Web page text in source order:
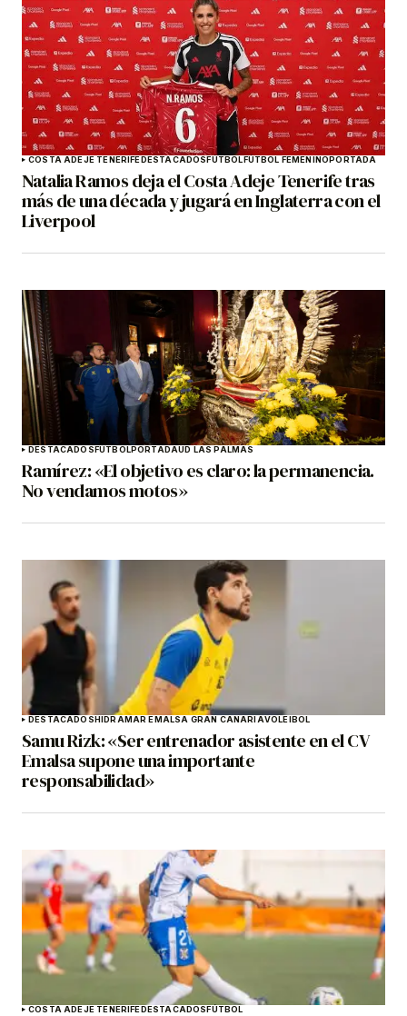
COSTA ADEJE TENERIFEDESTACADOSFÚTBOLFÚTBOL FEMENINOPORTADA
Natalia Ramos deja el Costa Adeje Tenerife tras
más de una década y jugará en Inglaterra con el
Liverpool
DESTACADOSFÚTBOLPORTADAUD LAS PALMAS
Ramírez: «El objetivo es claro: la permanencia.
No vendamos motos»
DESTACADOSHIDRAMAR EMALSA GRAN CANARIAVOLEIBOL
Samu Rizk: «Ser entrenador asistente en el CV
Emalsa supone una importante
responsabilidad»
COSTA ADEJE TENERIFEDESTACADOSFÚTBOL